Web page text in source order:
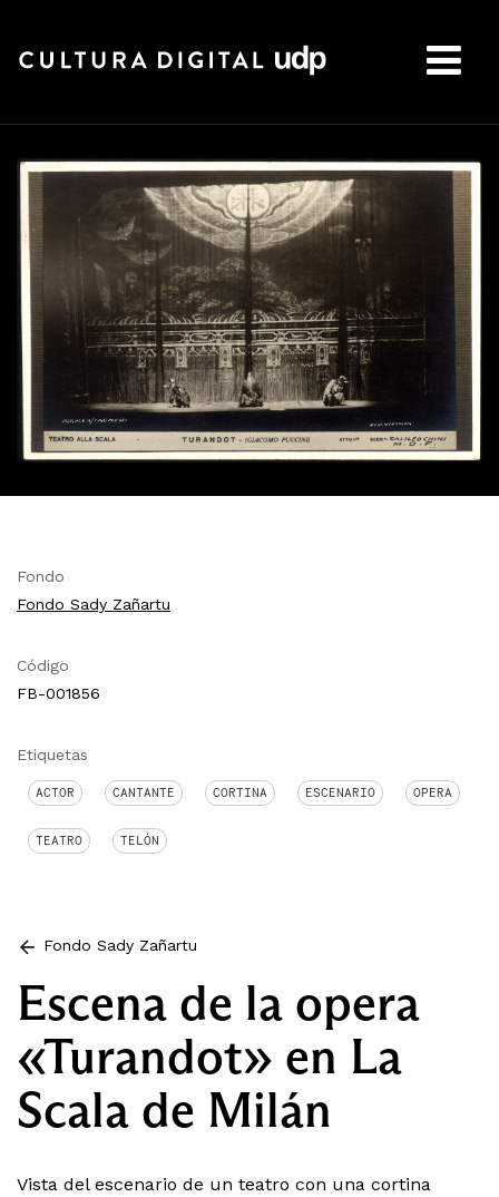
Fondo
Fondo Sady Zañartu
Código
FB-001856
Etiquetas
ACTOR CANTANTE CORTINA ESCENARIO OPERA
TEATRO TELÓN
Fondo Sady Zañartu
Escena de la opera
«Turandot» en La
Scala de Milán
Vista del escenario de un teatro con una cortina